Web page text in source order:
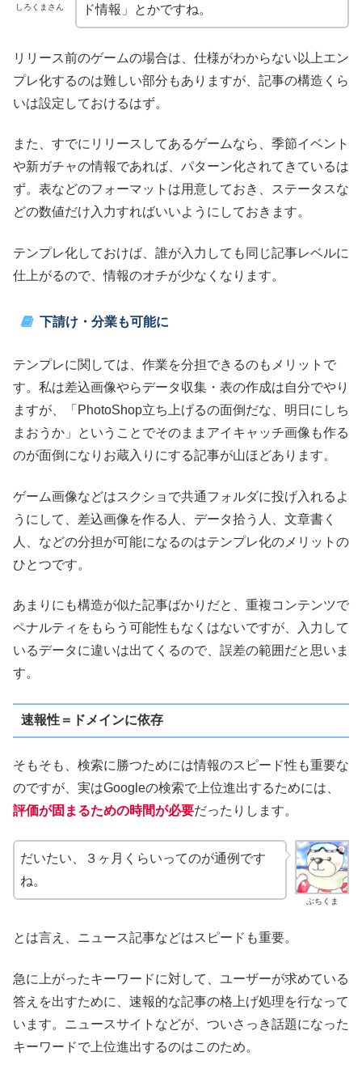
しろくまさん
ド情報」とかですね。
リリース前のゲームの場合は、仕様がわからない以上エン
プレ化するのは難しい部分もありますが、記事の構造くら
いは設定しておけるはず。
また、すでにリリースしてあるゲームなら、季節イベント
や新ガチャの情報であれば、パターン化されてきているは
ず。表などのフォーマットは用意しておき、ステータスな
どの数値だけ入力すればいいようにしておきます。
テンプレ化しておけば、誰が入力しても同じ記事レベルに
仕上がるので、情報のオチが少なくなります。
下請け・分業も可能に
テンプレに関しては、作業を分担できるのもメリットで
す。私は差込画像やらデータ収集・表の作成は自分でやり
ますが、「PhotoShop立ち上げるの面倒だな、明日にしち
まおうか」ということでそのままアイキャッチ画像も作る
のが面倒になりお蔵入りにする記事が山ほどあります。
ゲーム画像などはスクショで共通フォルダに投げ入れるよ
うにして、差込画像を作る人、データ拾う人、文章書く
人、などの分担が可能になるのはテンプレ化のメリットの
ひとつです。
あまりにも構造が似た記事ばかりだと、重複コンテンツで
ペナルティをもらう可能性もなくはないですが、入力して
いるデータに違いは出てくるので、誤差の範囲だと思いま
す。
速報性＝ドメインに依存
そもそも、検索に勝つためには情報のスピード性も重要な
のですが、実はGoogleの検索で上位進出するためには、
評価が固まるための時間が必要だったりします。
ぶちくま
だいたい、３ヶ月くらいってのが通例です
ね。
とは言え、ニュース記事などはスピードも重要。
急に上がったキーワードに対して、ユーザーが求めている
答えを出すために、速報的な記事の格上げ処理を行なって
います。ニュースサイトなどが、ついさっき話題になった
キーワードで上位進出するのはこのため。